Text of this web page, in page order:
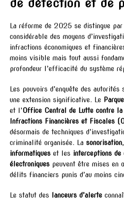
de détection et de
La réforme de 2025 se distingue par
considérable des moyens
infractions économiques et
moins visible mais tout aussi
profondeur l’efficacité du système
Les pouvoirs d’enquête des
une extension significative. Le
et l’Office Central de Lutte contre
Infractions Financières et Fiscales
désormais de techniques
criminalité organisée. La sonorisation
informatiques et les interceptions de
électroniques peuvent être mises en
délits financiers punis d’au moins
Le statut des lanceurs d’alerte